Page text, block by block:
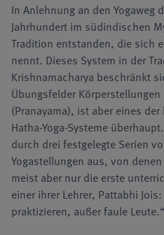
In Anlehnung an den Yogaweg
Jahrhundert im südindischen
Tradition entstanden, die sich
nennt. Dieses System in der
Krishnamacharya beschränkt
Übungsfelder
(Pranayama), ist aber eines
Hatha-Yoga-Systeme
durch drei festgelegte Serien
Yogastellungen aus, von
meist aber nur die erste
einer ihrer Lehrer, Pattabhi
praktizieren, außer faule Leute.“